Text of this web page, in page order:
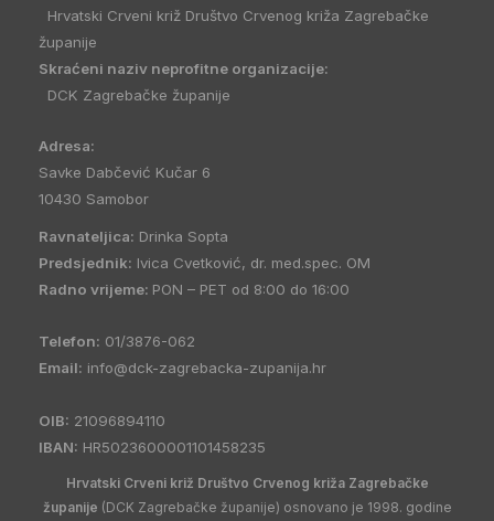
Hrvatski Crveni križ Društvo Crvenog križa Zagrebačke
županije
Skraćeni naziv neprofitne organizacije:
DCK Zagrebačke županije
Adresa:
Savke Dabčević Kučar 6
10430 Samobor
Ravnateljica: Drinka Sopta
Predsjednik: Ivica Cvetković, dr. med.spec. OM
Radno vrijeme: PON – PET od 8:00 do 16:00
Telefon: 01/3876-062
Email: info@dck-zagrebacka-zupanija.hr
OIB: 21096894110
IBAN: HR5023600001101458235
Hrvatski Crveni križ Društvo Crvenog križa Zagrebačke
županije (DCK Zagrebačke županije) osnovano je 1998. godine